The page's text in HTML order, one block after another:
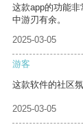
这款app的功能
中游刃有余。
2025-03-05
游客
这款软件的社区
2025-03-05